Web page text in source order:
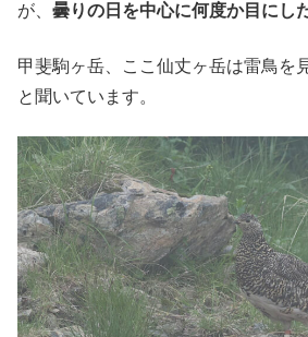
が、 曇りの日を中心に何度か目にし
甲斐駒ヶ岳、ここ仙丈ヶ岳は雷鳥を
と聞いています。